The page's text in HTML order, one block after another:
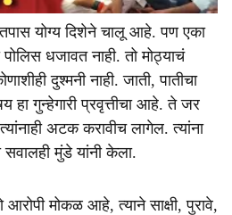
योग्य दिशेने चालू आहे. पण एका
धजावत नाही. तो मोठ्याचं
दुश्मनी नाही. जाती, पातीचा
हा गुन्हेगारी प्रवृत्तीचा आहे. ते जर
अटक करावीच लागेल. त्यांना
मुंडे यांनी केला.
मोकळ आहे, त्याने साक्षी, पुरावे,